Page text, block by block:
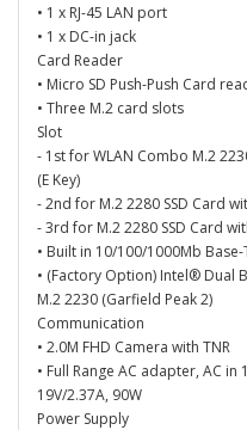
• 1 x RJ-45 LAN port
• 1 x DC-in jack
Card Reader
• Micro SD Push-Push Card
• Three M.2 card slots
Slot
- 1st for WLAN Combo M.2
(E Key)
- 2nd for M.2 2280 SSD Card
- 3rd for M.2 2280 SSD Card
• Built in 10/100/1000Mb Base-
• (Factory Option) Intel® Dual
M.2 2230 (Garfield Peak 2)
Communication
• 2.0M FHD Camera with TNR
• Full Range AC adapter, AC
19V/2.37A, 90W
Power Supply